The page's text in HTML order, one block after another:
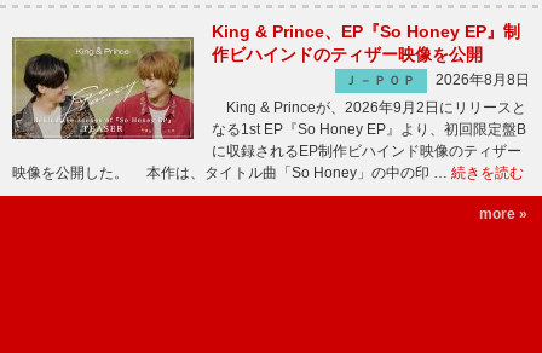
King & Prince、EP『So Honey EP』制
作ビハインドのティザー映像を公開
Ｊ－ＰＯＰ
2026年8月8日
King & Princeが、2026年9月2日にリリースと
なる1st EP『So Honey EP』より、初回限定盤B
に収録されるEP制作ビハインド映像のティザー
映像を公開した。 本作は、タイトル曲「So Honey」の中の印 … 続きを読む
more »